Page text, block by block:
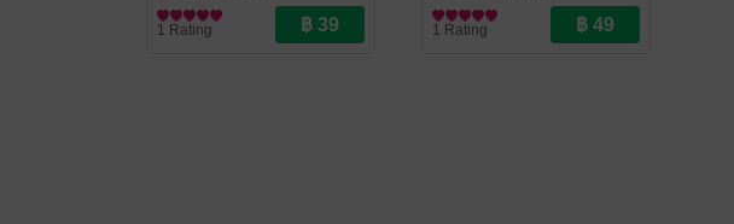
นิยายรักจีนโบราณ
1 Rating
นิยายรักจีนโบราณ
1 Rating